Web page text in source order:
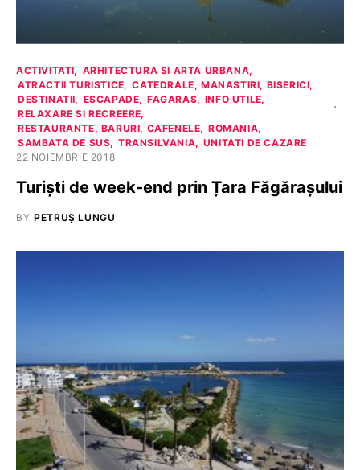
ACTIVITATI
ARHITECTURA SI ARTA URBANA
ATRACTII TURISTICE
CATEDRALE, MANASTIRI, BISERICI
DESTINATII
ESCAPADE FAGARAS
INFO UTILE
RELAXARE SI RECREERE
RESTAURANTE, BARURI, CAFENELE
ROMANIA
SAMBATA DE SUS
TRANSILVANIA
UNITATI DE CAZARE
22 NOIEMBRIE 2018
Turiști de week-end prin Țara Făgărașului
BY PETRUȘ LUNGU